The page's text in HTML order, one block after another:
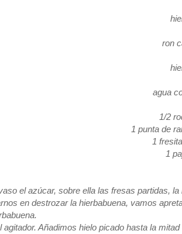
ron
agua
1/2
1 punta de
1
1
el azúcar, sobre ella las fresas partidas,
en destrozar la hierbabuena, vamos
Añadimos hielo picado hasta la mitad